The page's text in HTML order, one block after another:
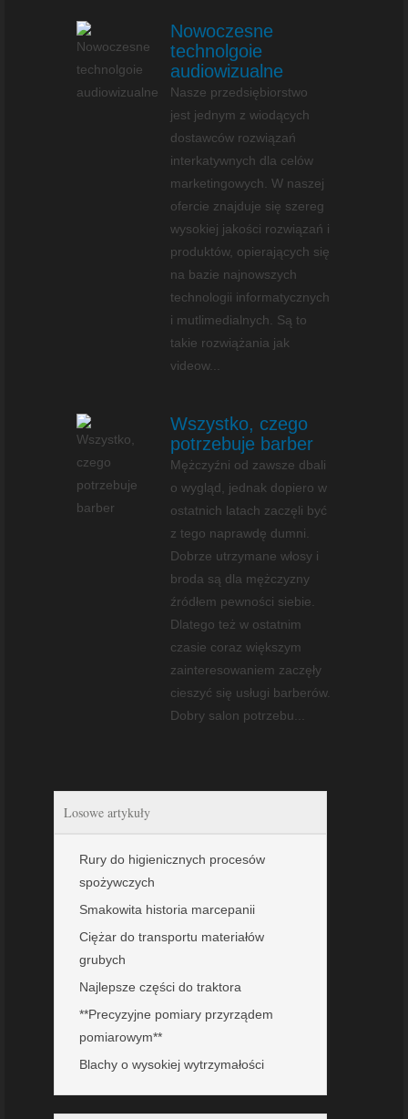
Nowoczesne
technolgoie
audiowizualne
Nasze przedsiębiorstwo
jest jednym z wiodących
dostawców rozwiązań
interkatywnych dla celów
marketingowych. W naszej
ofercie znajduje się szereg
wysokiej jakości rozwiązań i
produktów, opierających się
na bazie najnowszych
technologii informatycznych
i mutlimedialnych. Są to
takie rozwiążania jak
videow...
Wszystko, czego
potrzebuje barber
Mężczyźni od zawsze dbali
o wygląd, jednak dopiero w
ostatnich latach zaczęli być
z tego naprawdę dumni.
Dobrze utrzymane włosy i
broda są dla mężczyzny
źródłem pewności siebie.
Dlatego też w ostatnim
czasie coraz większym
zainteresowaniem zaczęły
cieszyć się usługi barberów.
Dobry salon potrzebu...
Losowe artykuły
Rury do higienicznych procesów
spożywczych
Smakowita historia marcepanii
Ciężar do transportu materiałów
grubych
Najlepsze części do traktora
**Precyzyjne pomiary przyrządem
pomiarowym**
Blachy o wysokiej wytrzymałości